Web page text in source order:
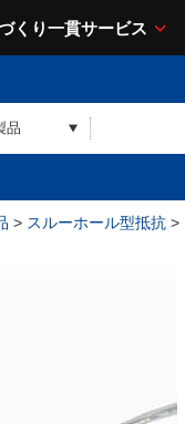
くり一貫サービス
> スルーホール型抵抗 >